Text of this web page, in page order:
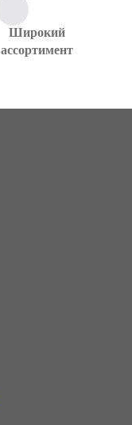
Широкий
ассортимент